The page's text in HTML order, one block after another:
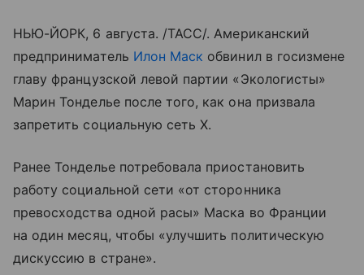
НЬЮ-ЙОРК, 6 августа. /ТАСС/. Американский
предприниматель Илон Маск обвинил в госизмене
главу французской левой партии «Экологисты»
Марин Тонделье после того, как она призвала
запретить социальную сеть X.
Ранее Тонделье потребовала приостановить
работу социальной сети «от сторонника
превосходства одной расы» Маска во Франции
на один месяц, чтобы «улучшить политическую
дискуссию в стране».